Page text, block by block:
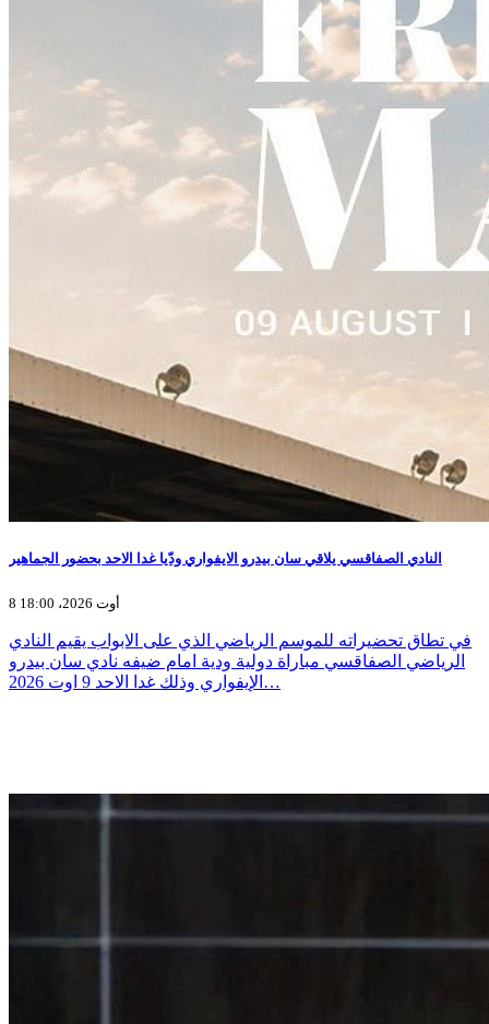
النادي الصفاقسي يلاقي سان بيدرو الايفواري ودّيا غدا الاحد بحضور الجماهير
8 أوت 2026، 18:00
في تطاق تحضيراته للموسم الرياضي الذي على الابواب يقيم النادي
الرياضي الصفاقسي مباراة دولية ودية امام ضيفه نادي سان بيدرو
الإيفواري وذلك غدا الاحد 9 اوت 2026…